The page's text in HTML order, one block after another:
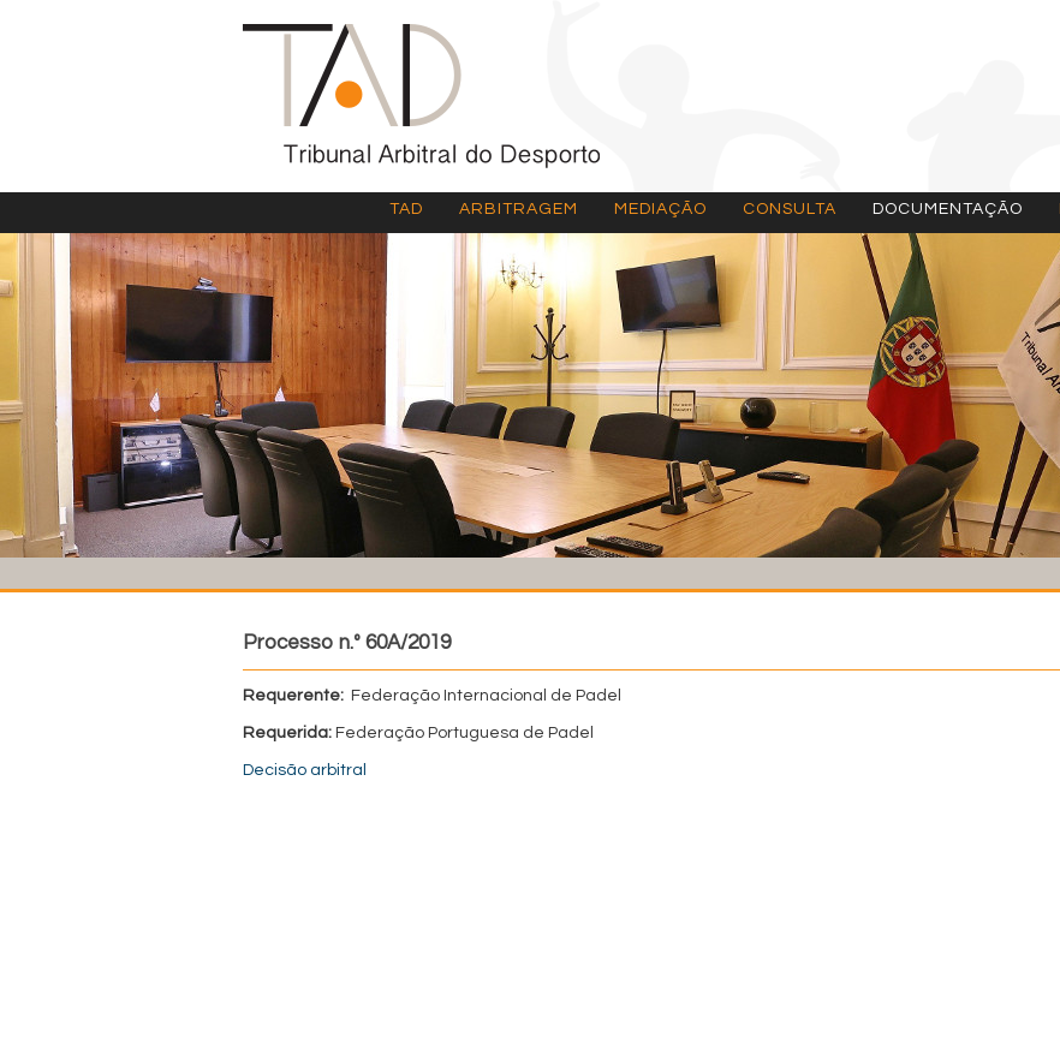
TAD ARBITRAGEM MEDIAÇÃO CONSULTA DOCUMENTAÇÃO
Processo n.º 60A/2019
Requerente: Federação Internacional de Padel
Requerida: Federação Portuguesa de Padel
Decisão arbitral